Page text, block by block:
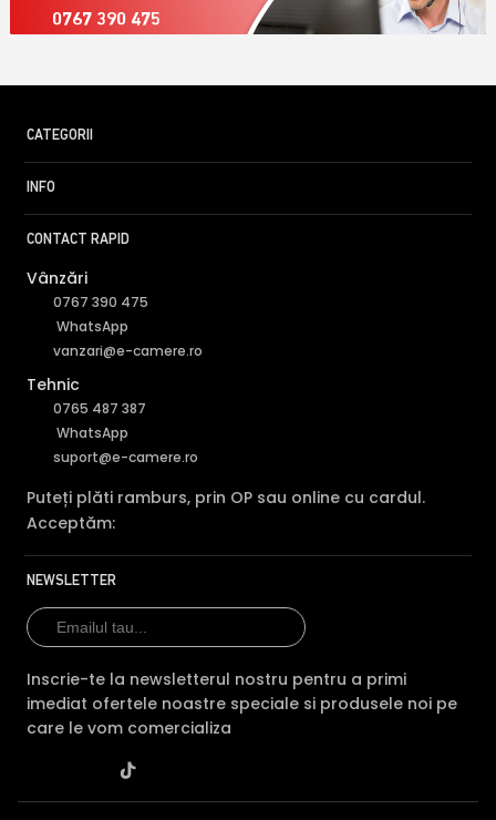
0767 390 475
CATEGORII
INFO
CONTACT RAPID
Vânzări
0767 390 475
WhatsApp
vanzari@e-camere.ro
Tehnic
0765 487 387
WhatsApp
suport@e-camere.ro
Puteți plăti ramburs, prin OP sau online cu cardul.
Acceptăm:
NEWSLETTER
Inscrie-te la newsletterul nostru pentru a primi
imediat ofertele noastre speciale si produsele noi pe
care le vom comercializa